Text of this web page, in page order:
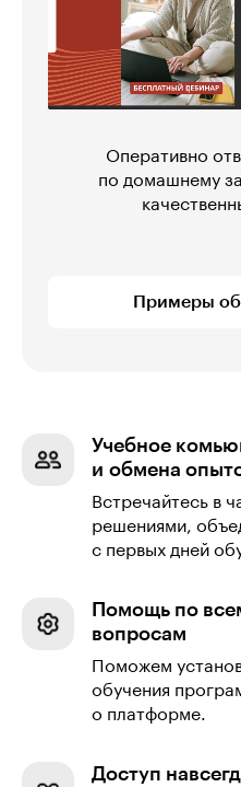
Оперативно
по домашнему
Примеры
Учебное
и обмена
Встречайтесь в
решениями,
с первых дней
Помощь по
вопросам
Поможем
обучения
о платформе.
Доступ